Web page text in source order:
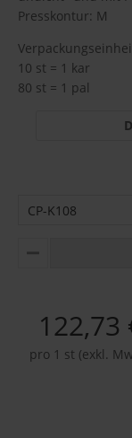
Presskontur: M
10 st = 1 kar
80 st = 1 pal
CP-K108
MINUS
122,73
pro 1 st (exkl.